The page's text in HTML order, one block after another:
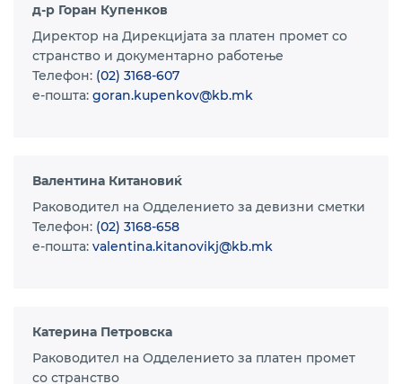
д-р Горан Купенков
Директор на Дирекцијата за платен промет со
странство и документарно работење
Телефон: (02) 3168-607
e-пошта: goran.kupenkov@kb.mk
Валентина Китановиќ
Раководител на Одделението за девизни сметки
Телефон: (02) 3168-658
e-пошта: valentina.kitanovikj@kb.mk
Катерина Петровска
Раководител на Одделението за платен промет
со странство